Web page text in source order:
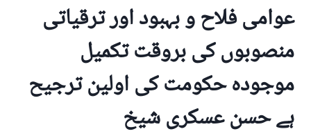
عوامی فلاح و بہبود اور ترقیاتی
منصوبوں کی بروقت تکمیل
موجودہ حکومت کی اولین ترجیح
ہے حسن عسکری شیخ